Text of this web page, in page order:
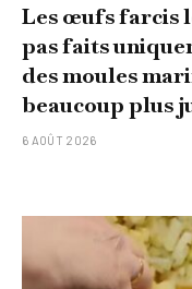
Les œufs farcis
pas faits
des moules
beaucoup plus
6 AOÛT 2026